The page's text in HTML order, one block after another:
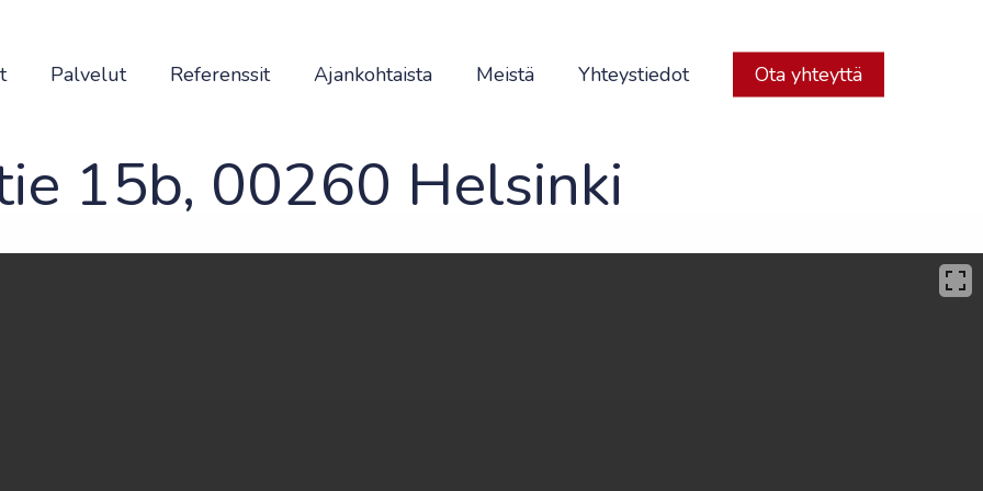
Palvelut Referenssit Ajankohtaista Meistä Yhteystiedot Ota yhteyttä
15b, 00260 Helsinki